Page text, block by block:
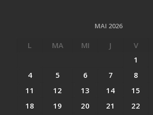
MAI 2026
L MA MI J V
1
4
5 6 7 8
11
12 13 14 15
18
19 20 21 22